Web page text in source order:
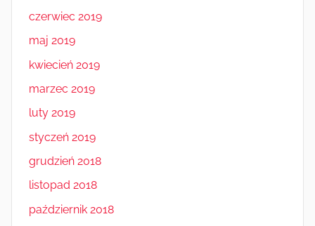
czerwiec 2019
maj 2019
kwiecień 2019
marzec 2019
luty 2019
styczeń 2019
grudzień 2018
listopad 2018
październik 2018